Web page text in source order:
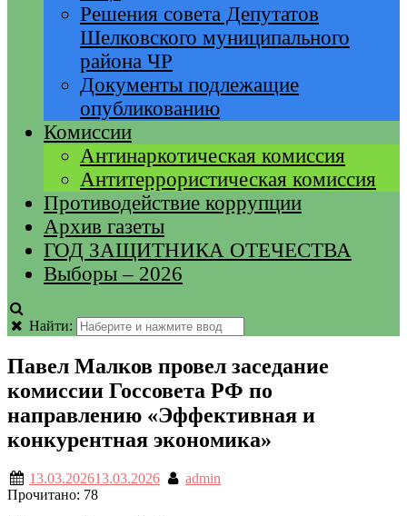
Решения совета Депутатов
Шелковского муниципального
района ЧР
Документы подлежащие
опубликованию
Комиссии
Антинаркотическая комиссия
Антитеррористическая комиссия
Противодействие коррупции
Архив газеты
ГОД ЗАЩИТНИКА ОТЕЧЕСТВА
Выборы – 2026
Найти:
Павел Малков провел заседание
комиссии Госсовета РФ по
направлению «Эффективная и
конкурентная экономика»
13.03.202613.03.2026
admin
Прочитано: 78